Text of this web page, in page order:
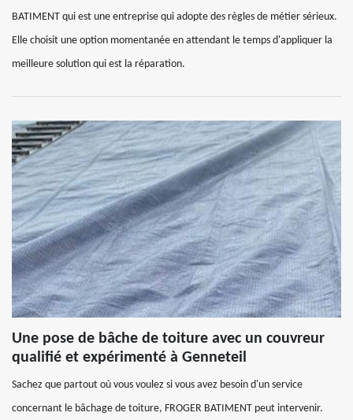
BATIMENT qui est une entreprise qui adopte des règles de métier sérieux.
Elle choisit une option momentanée en attendant le temps d'appliquer la
meilleure solution qui est la réparation.
Une pose de bâche de toiture avec un couvreur
qualifié et expérimenté à Genneteil
Sachez que partout où vous voulez si vous avez besoin d'un service
concernant le bâchage de toiture, FROGER BATIMENT peut intervenir.